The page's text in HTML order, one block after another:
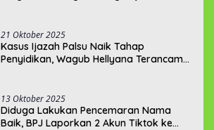
21 Oktober 2025
Kasus Ijazah Palsu Naik Tahap
Penyidikan, Wagub Hellyana Terancam
13 Oktober 2025
Diduga Lakukan Pencemaran Nama
Baik, BPJ Laporkan 2 Akun Tiktok ke